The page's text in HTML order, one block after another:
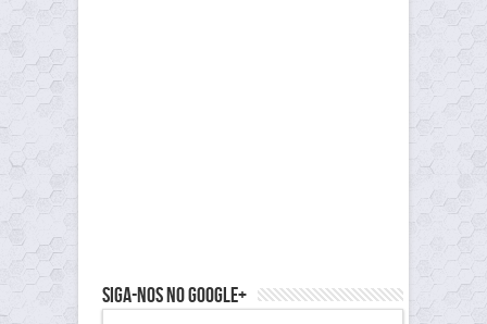
Siga-nos no Google+